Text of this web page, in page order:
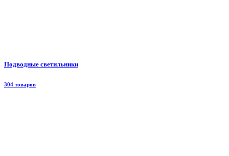
Подводные светильники
304 товаров